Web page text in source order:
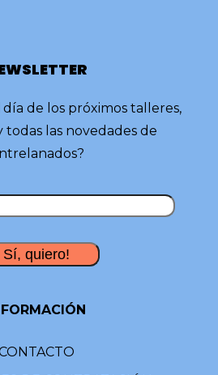
día de los próximos talleres,
todas las novedades de